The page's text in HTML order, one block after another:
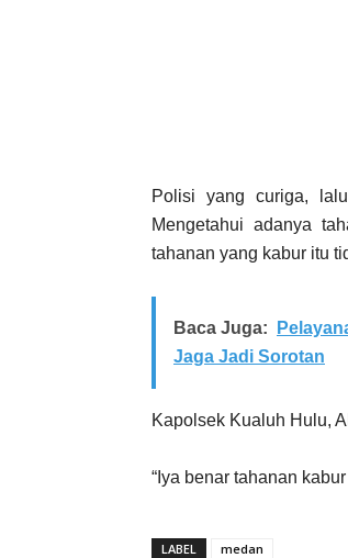
Polisi yang curiga,
Mengetahui adanya
tahanan yang kabur itu
Baca Juga:
Jaga Jadi Sorotan
Kapolsek Kualuh Hulu,
“Iya benar tahanan
LABEL medan